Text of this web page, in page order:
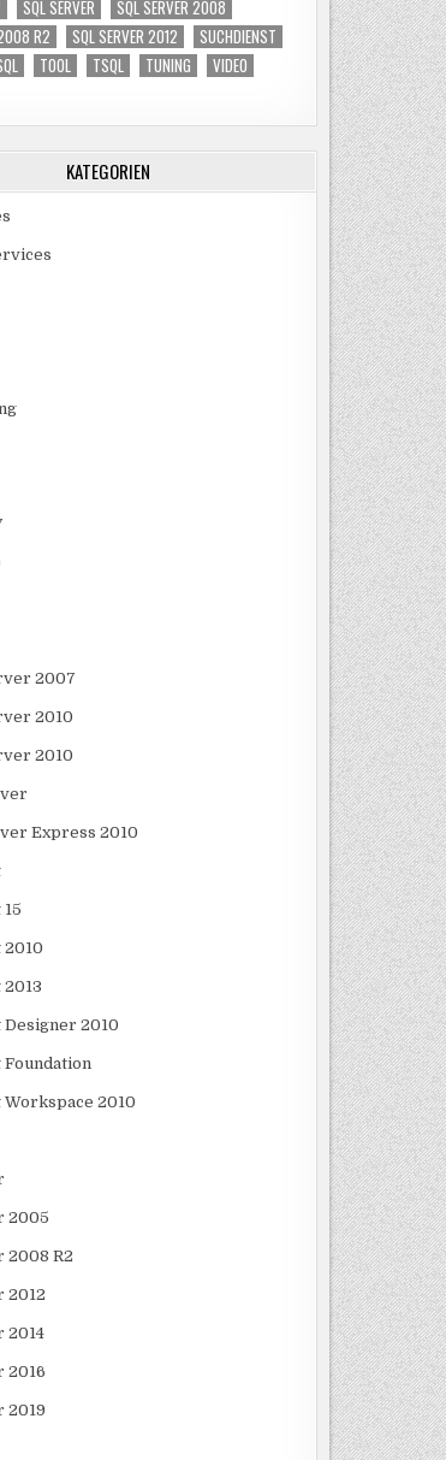
SQL SERVER
SQL SERVER 2008
R2
SQL SERVER 2012
SUCHDIENST
TOOL TSQL TUNING
VIDEO
KATEGORIEN
2007
2010
2010
Express 2010
2010
2010
2010
2005
2008 R2
2012
2014
2016
2019